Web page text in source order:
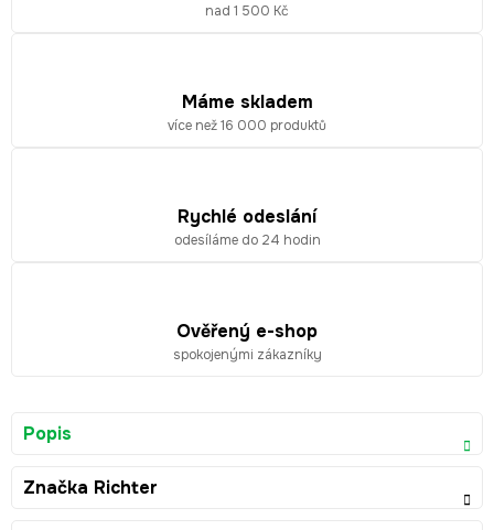
nad 1 500 Kč
Máme skladem
více než 16 000 produktů
Rychlé odeslání
odesíláme do 24 hodin
Ověřený e-shop
spokojenými zákazníky
Popis
Značka Richter